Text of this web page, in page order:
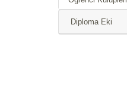
Diploma Eki